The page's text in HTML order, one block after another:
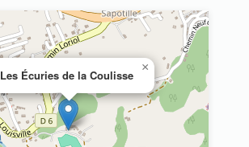
Les Écuries de la Coulisse
×